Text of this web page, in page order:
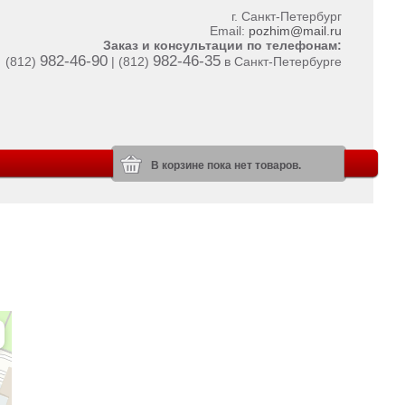
г. Санкт-Петербург
Email: pozhim@mail.ru
Заказ и консультации по телефонам:
(812) 982-46-90 | (812) 982-46-35 в Санкт-Петербурге
В корзине пока нет товаров.